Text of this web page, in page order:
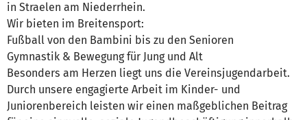
in Straelen am Niederrhein.
Wir bieten im Breitensport:
Fußball von den Bambini bis zu den Senioren
Gymnastik & Bewegung für Jung und Alt
Besonders am Herzen liegt uns die Vereinsjugendarbeit.
Durch unsere engagierte Arbeit im Kinder- und
Juniorenbereich leisten wir einen maßgeblichen Beitrag